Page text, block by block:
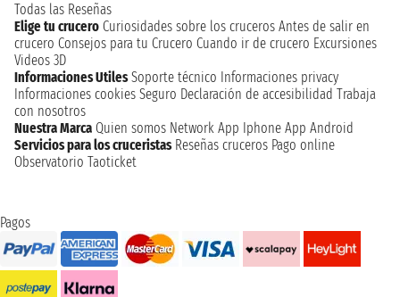
Todas las Reseñas
Elige tu crucero Curiosidades sobre los cruceros Antes de salir en
crucero Consejos para tu Crucero Cuando ir de crucero Excursiones
Videos 3D
Informaciones Utiles Soporte técnico Informaciones privacy
Informaciones cookies Seguro Declaración de accesibilidad Trabaja
con nosotros
Nuestra Marca Quien somos Network App Iphone App Android
Servicios para los cruceristas Reseñas cruceros Pago online
Observatorio Taoticket
Pagos